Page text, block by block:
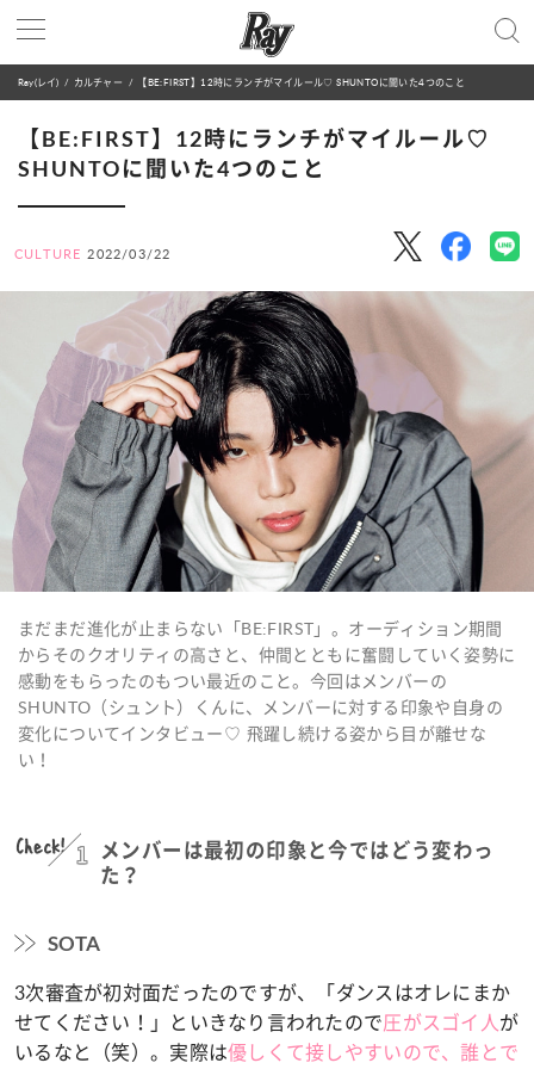
Ray(レイ) カルチャー 【BE:FIRST】12時にランチがマイルール♡ SHUNTOに聞いた4つのこと
【BE:FIRST】12時にランチがマイルール♡
SHUNTOに聞いた4つのこと
CULTURE 2022/03/22
まだまだ進化が止まらない「BE:FIRST」。オーディション期間
からそのクオリティの高さと、仲間とともに奮闘していく姿勢に
感動をもらったのもつい最近のこと。今回はメンバーの
SHUNTO（シュント）くんに、メンバーに対する印象や自身の
変化についてインタビュー♡ 飛躍し続ける姿から目が離せな
い！
Check! 1 メンバーは最初の印象と今ではどう変わっ
た？
SOTA
3次審査が初対面だったのですが、「ダンスはオレにまか
せてください！」といきなり言われたので圧がスゴイ人が
いるなと（笑）。実際は優しくて接しやすいので、誰とで